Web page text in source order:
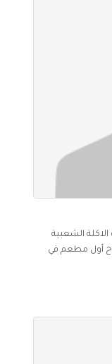
الشعبية
في 1935 وقام بافتتاح أول مطعم في